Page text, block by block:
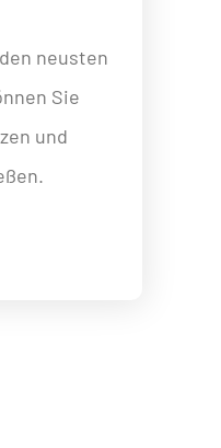
neusten
Sie
und